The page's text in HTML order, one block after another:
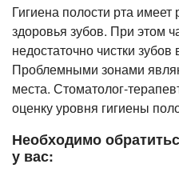
Цифровая
Прием врача-
Ультразвуковая
ФГДС
Гигиена полости рта
здоровья зубов. При этом
недостаточно чистки
Проблемными зонами
места. Стоматолог-
оценку уровня гигиены
Необходимо
у вас: